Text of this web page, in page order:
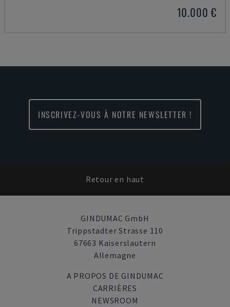
10.000 €
INSCRIVEZ-VOUS À NOTRE NEWSLETTER !
Retour en haut
GINDUMAC GmbH
Trippstadter Strasse 110
67663 Kaiserslautern
Allemagne
A PROPOS DE GINDUMAC
CARRIÈRES
NEWSROOM